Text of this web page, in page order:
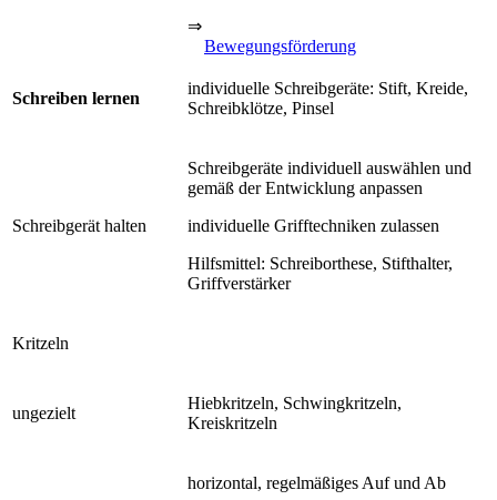
⇒
Bewegungsförderung
Schreiben lernen
individuelle Schreibgeräte: Stift, Kreide,
Schreibklötze, Pinsel
Schreibgerät halten
Schreibgeräte individuell auswählen und
gemäß der Entwicklung anpassen
individuelle Grifftechniken zulassen
Hilfsmittel: Schreiborthese, Stifthalter,
Griffverstärker
Kritzeln
ungezielt
Hiebkritzeln, Schwingkritzeln,
Kreiskritzeln
horizontal, regelmäßiges Auf und Ab